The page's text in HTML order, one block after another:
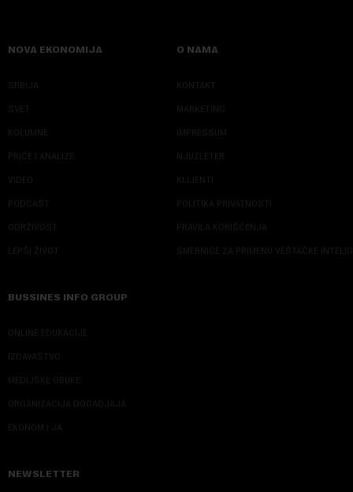
NOVA EKONOMIJA
SRBIJA
SVET
KOLUMNE
PRIČE I ANALIZE
VIDEO
PODCAST
ODRŽIVOST
LEPŠI ŽIVOT
O NAMA
KONTAKT
MARKETING
IMPRESSUM
NJUZLETER
KLIJENTI
POLITIKA PRIVATNOSTI
PRAVILA KORIŠĆENJA
SMERNICE ZA PRIMENU VEŠTAČKE
BUSSINES INFO GROUP
ONLINE EDUKACIJE
IZDAVAŠTVO
MEDIJSKE OBUKE
ORGANIZACIJA DOGADJAJA
EKONOM I JA
NEWSLETTER